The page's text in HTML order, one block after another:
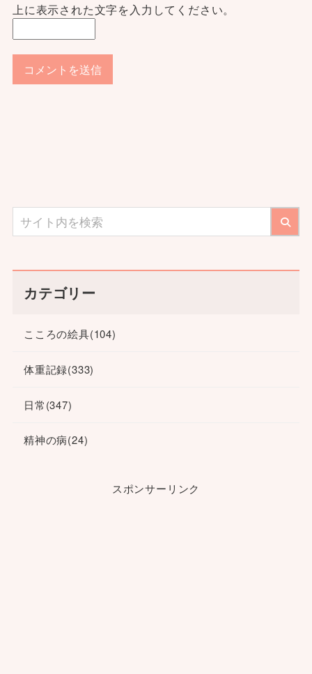
上に表示された文字を入力してください。
カテゴリー
こころの絵具(104)
体重記録(333)
日常(347)
精神の病(24)
スポンサーリンク